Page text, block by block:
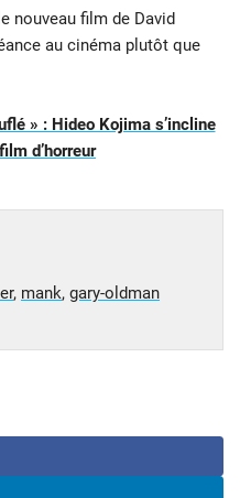
nouveau film de David
au cinéma plutôt que
» : Hideo Kojima s’incline
d’horreur
, mank, gary-oldman